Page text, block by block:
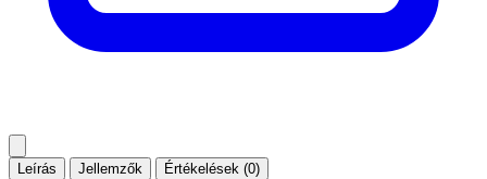
Leírás Jellemzők Értékelések (0)